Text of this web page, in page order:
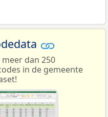
dan 250
in de gemeente